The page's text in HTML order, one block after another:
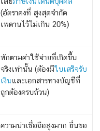
(อัตราคงที่ สูงสุดจำกัด
เพดานไว้ไม่เกิน 20%)
หักตามค่าใช้จ่ายที่เกิดขึ้น
จริงเท่านั้น (ต้องมีใบเสร็จรับ
เงินและเอกสารทางบัญชีที่
ถูกต้องครบถ้วน)
ความน่าเชื่อถือสูงมาก ยื่นขอ